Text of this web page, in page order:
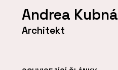
Andrea Kubná
Architekt